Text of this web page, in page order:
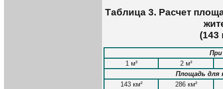
Таблица 3. Расчет
(143
1 м²
2 м²
Площадь для
143 км²
286 км²